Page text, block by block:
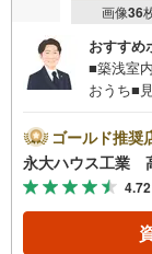
画像36
おすすめ
■築浅室
おうち■
心に宮城
を大きく
建・マン
ておりま
などの
て頂け
ゴールド推奨
永大ハウス工業
4.72